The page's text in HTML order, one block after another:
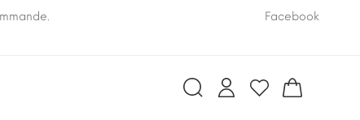
Pensez à nous communiquer le numéro VIN
Facebook